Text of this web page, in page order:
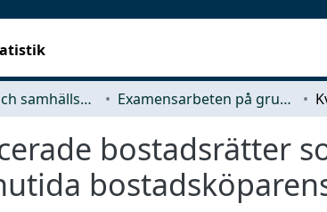
Arkitektur och samhällsbyggnadsteknik (ACE) Examensarbeten på grundnivå
bostadsrätter